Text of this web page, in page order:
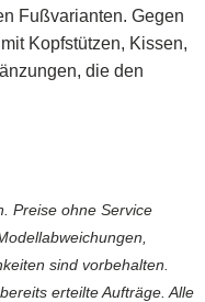
Fußvarianten. Gegen
Kopfstützen, Kissen,
die den
Preise ohne Service
sind vorbehalten.
erteilte Aufträge. Alle